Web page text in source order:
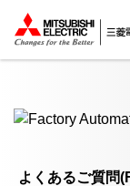
ここから本文
よくあるご質問